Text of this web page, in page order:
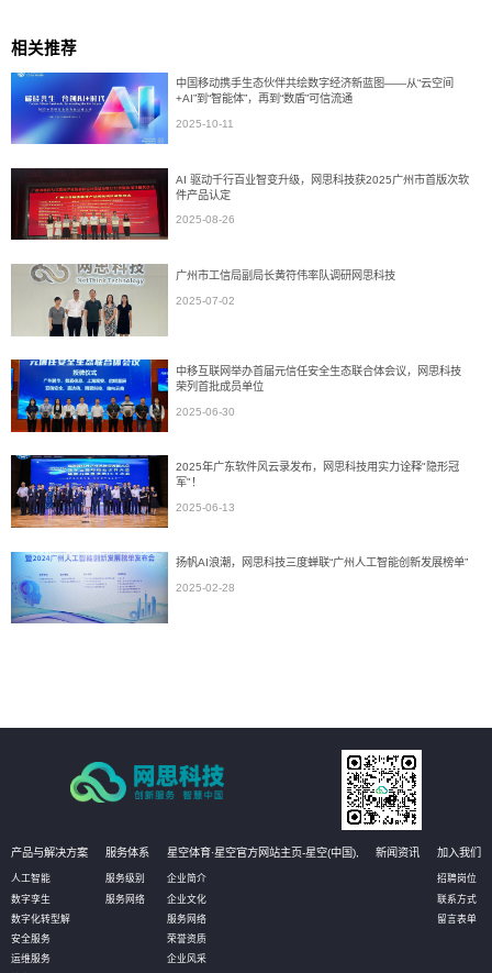
相关推荐
中国移动携手生态伙伴共绘数字经济新蓝图——从“云空间
+AI”到“智能体”，再到“数盾”可信流通
2025-10-11
AI 驱动千行百业智变升级，网思科技获2025广州市首版次软
件产品认定
2025-08-26
广州市工信局副局长黄符伟率队调研网思科技
2025-07-02
中移互联网举办首届元信任安全生态联合体会议，网思科技
荣列首批成员单位
2025-06-30
2025年广东软件风云录发布，网思科技用实力诠释"隐形冠
军"！
2025-06-13
扬帆AI浪潮，网思科技三度蝉联“广州人工智能创新发展榜单”
2025-02-28
产品与解决方案
人工智能
数字孪生
数字化转型解
安全服务
运维服务
服务体系
服务级别
服务网络
星空体育·星空官方网站主页-星空(中国),
企业简介
企业文化
服务网络
荣誉资质
企业风采
新闻资讯 加入我们
招聘岗位
联系方式
留言表单